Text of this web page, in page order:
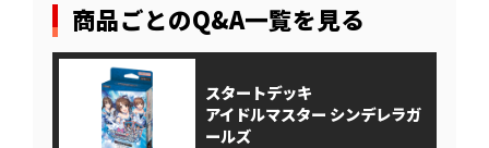
商品ごとのQ&A一覧を見る
スタートデッキ
アイドルマスター シンデレラガ
ールズ